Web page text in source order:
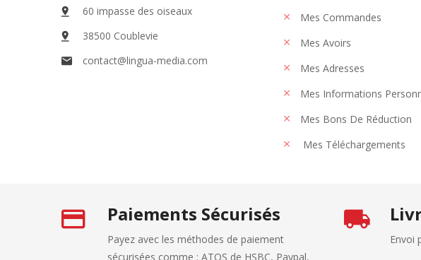
60 impasse des oiseaux
38500 Coublevie
contact@lingua-media.com
Mes Commandes
Mes Avoirs
Mes Adresses
Mes Informations
Mes Bons De Réduction
Mes Téléchargements
Paiements Sécurisés
Payez avec les méthodes de paiement
sécurisées comme : ATOS de HSBC, Paypal,
Envoi